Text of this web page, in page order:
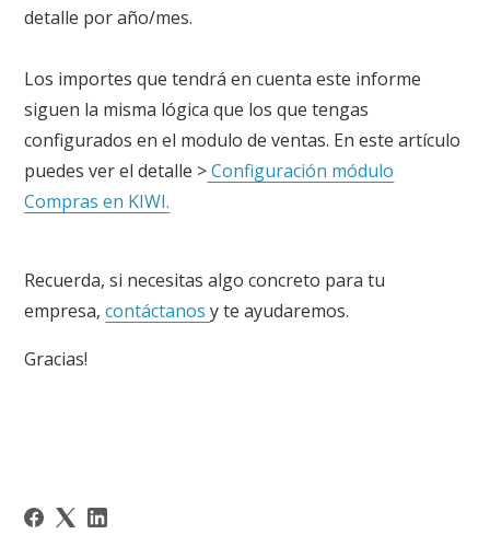
detalle por año/mes.
Los importes que tendrá en cuenta este informe
siguen la misma lógica que los que tengas
configurados en el modulo de ventas. En este artículo
puedes ver el detalle >Configuración módulo
Compras en KIWI.
Recuerda, si necesitas algo concreto para tu
empresa,contáctanosy te ayudaremos.
Gracias!